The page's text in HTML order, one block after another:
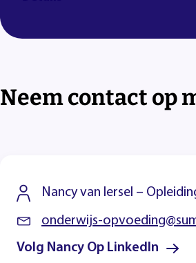
Neem contact op
Nancy van Iersel –
onderwijs-
Volg Nancy Op LinkedIn